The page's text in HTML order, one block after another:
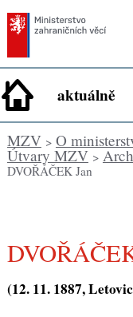
aktuálně
MZV> O
Útvary MZV>
DVOŘÁČEK Jan
(12. 11. 1887,